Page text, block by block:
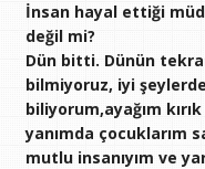
İnsan hayal ettiği
değil mi?
Dün bitti. Dünün
bilmiyoruz, iyi
biliyorum,ayağım
yanımda çocuklarım
mutlu insanıyım ve